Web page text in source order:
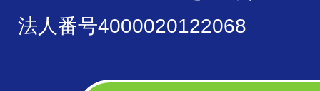
法人番号4000020122068